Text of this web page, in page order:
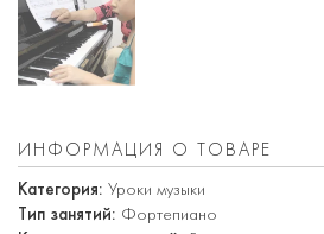
ИНФОРМАЦИЯ О ТОВАРЕ
Категория: Уроки музыки
Тип занятий: Фортепиано